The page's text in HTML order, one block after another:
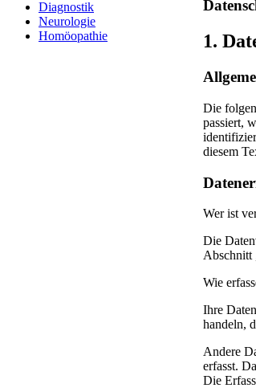
1.
Die
passiert,
diesem
Wer ist
Die
Abschnitt
Wie
Ihre
handeln,
Andere
erfasst.
Die
Diagnostik
Neurologie
Homöopathie